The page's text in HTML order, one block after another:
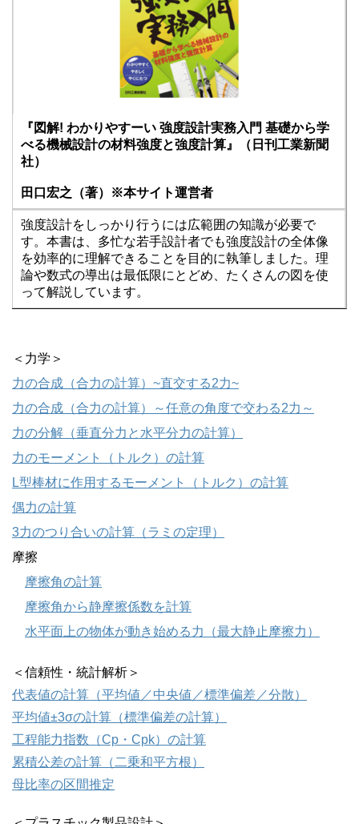
『図解! わかりやすーい 強度設計実務入門 基礎から学
べる機械設計の材料強度と強度計算』（日刊工業新聞
社）
田口宏之（著）※本サイト運営者
強度設計をしっかり行うには広範囲の知識が必要で
す。本書は、多忙な若手設計者でも強度設計の全体像
を効率的に理解できることを目的に執筆しました。理
論や数式の導出は最低限にとどめ、たくさんの図を使
って解説しています。
＜力学＞
力の合成（合力の計算）~直交する2力~
力の合成（合力の計算）～任意の角度で交わる2力～
力の分解（垂直分力と水平分力の計算）
力のモーメント（トルク）の計算
L型棒材に作用するモーメント（トルク）の計算
偶力の計算
3力のつり合いの計算（ラミの定理）
摩擦
摩擦角の計算
摩擦角から静摩擦係数を計算
水平面上の物体が動き始める力（最大静止摩擦力）
＜信頼性・統計解析＞
代表値の計算（平均値／中央値／標準偏差／分散）
平均値±3σの計算（標準偏差の計算）
工程能力指数（Cp・Cpk）の計算
累積公差の計算（二乗和平方根）
母比率の区間推定